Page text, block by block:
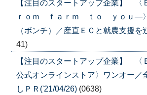
【注目のスタートアップ企業】 〈
ｒｏｍ ｆａｒｍ ｔｏ ｙｏｕ―〉
（ボンチ）／産直ＥＣと就農支援を
41)
【注目のスタートアップ企業】 〈
公式オンラインストア〉ワンオー／
しＰＲ('21/04/26) (0638)